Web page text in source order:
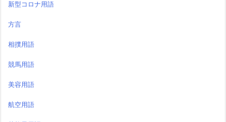
新型コロナ用語
方言
相撲用語
競馬用語
美容用語
航空用語